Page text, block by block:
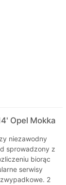
Opel Mokka
niezawodny
sprowadzony z
biorąc
serwisy
2